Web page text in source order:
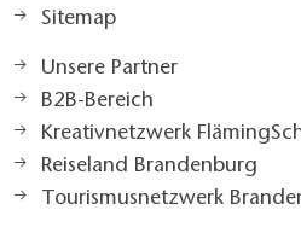
Sitemap
Unsere Partner
B2B-Bereich
Kreativnetzwerk
Reiseland Brandenburg
Tourismusnetzwerk